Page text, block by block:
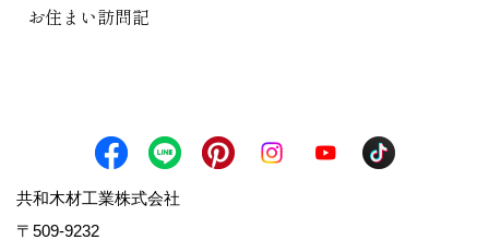
お住まい訪問記
共和木材工業株式会社
〒509-9232